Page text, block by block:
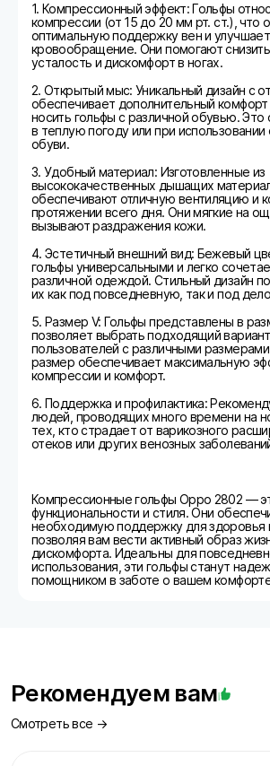
1. Компрессионный эффект: Гольфы
компрессии (от 15 до 20 мм рт. ст.), что
оптимальную поддержку вен и улучшает
кровообращение. Они помогают снизить
усталость и дискомфорт в ногах.
2. Открытый мыс: Уникальный дизайн с
обеспечивает дополнительный комфорт
носить гольфы с различной обувью.
в теплую погоду или при
обуви.
3. Удобный материал: Изготовленные из
высококачественных дышащих
обеспечивают отличную вентиляцию и
протяжении всего дня. Они мягкие на
вызывают раздражения кожи.
4. Эстетичный внешний вид: Бежевый
гольфы универсальными и легко
различной одеждой. Стильный дизайн
их как под повседневную, так и под
5. Размер V: Гольфы представлены в
позволяет выбрать подходящий
пользователей с различными
размер обеспечивает максимальную
компрессии и комфорт.
6. Поддержка и профилактика:
людей, проводящих много времени на
тех, кто страдает от варикозного
отеков или других венозных
Компрессионные гольфы Oppo 2802 —
функциональности и стиля. Они
необходимую поддержку для здоровья
позволяя вам вести активный образ
дискомфорта. Идеальны для
использования, эти гольфы станут
помощником в заботе о вашем
Рекомендуем вам
Смотреть все →